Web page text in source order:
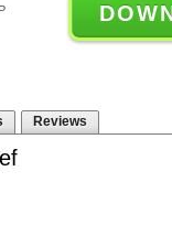
Reviews